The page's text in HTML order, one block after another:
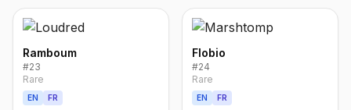
Ramboum
#23
Rare
EN FR
Flobio
#24
Rare
EN FR